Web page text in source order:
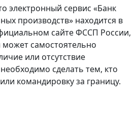
электронный сервис «Банк
производств» находится в
сайте ФССП России,
самостоятельно
или отсутствие
сделать тем, кто
командировку за границу.